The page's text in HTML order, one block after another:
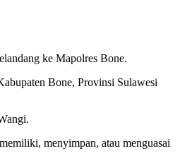
ke Mapolres Bone.
Bone, Provinsi Sulawesi
menyimpan, atau menguasai